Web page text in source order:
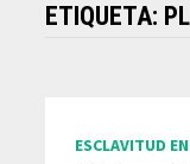
ETIQUETA:
ESCLAVITUD